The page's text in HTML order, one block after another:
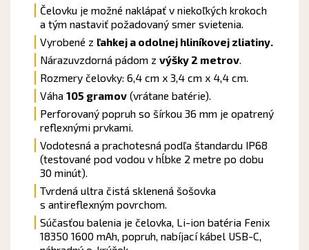
Čelovku je možné naklápať v niekoľkých krokoch
a tým nastaviť požadovaný smer svietenia.
Vyrobené z ľahkej a odolnej hliníkovej zliatiny.
Nárazuvzdorná pádom z výšky 2 metrov.
Rozmery čelovky: 6,4 cm x 3,4 cm x 4,4 cm.
Váha 105 gramov(vrátane batérie).
Perforovaný popruh so šírkou 36 mm je opatrený
reflexnými prvkami.
Vodotesná a prachotesná podľa štandardu IP68
(testované pod vodou v hĺbke 2 metre po dobu
30 minút).
Tvrdená ultra čistá sklenená šošovka
s antireflexným povrchom.
Súčasťou balenia je čelovka, Li-ion batéria Fenix
18350 1600 mAh, popruh, nabíjací kábel USB-C,